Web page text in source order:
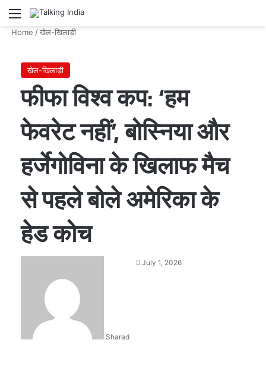
Menu
Home /खेल-खिलाड़ी
खेल-खिलाड़ी
फीफा विश्व कप: ‘हम
फेवरेट नहीं’, बोस्निया और
हर्जेगोविना के खिलाफ मैच
से पहले बोले अमेरिका के
हेड कोच
Sharad
SendJuly 1, 2026